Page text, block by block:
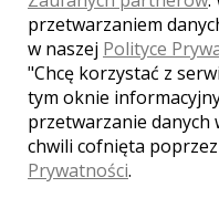
ślubu i wesela:
domach (u
Młodej); ślub;
po północy
filmowane jest
nowość
usługi
przetwarzaniem
w naszej Polityce
"Chcę korzystać z
tym oknie
przetwarzanie danych
chwili cofnięta
Prywatności.